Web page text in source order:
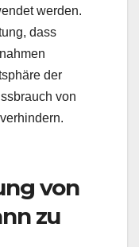
werden.
dass
der
von
von
zu